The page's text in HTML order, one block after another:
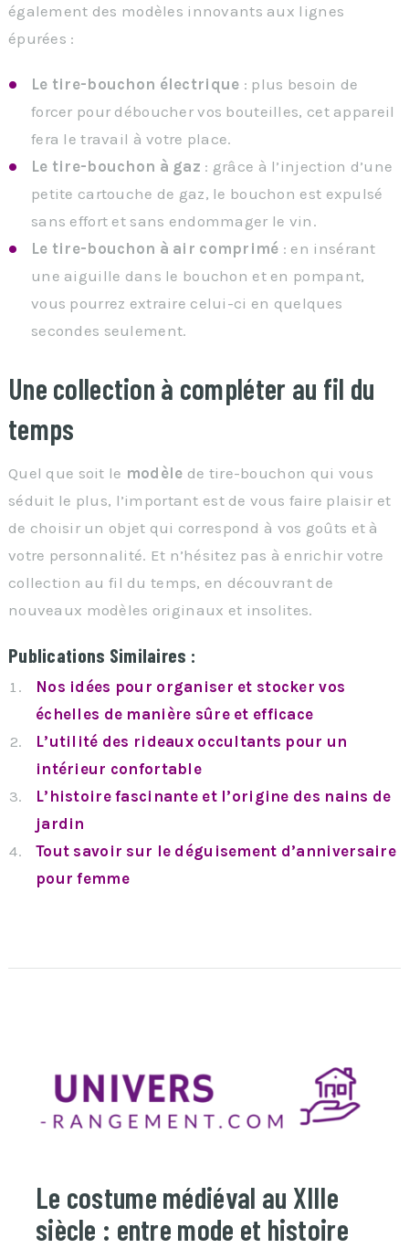
également des modèles innovants aux lignes
épurées :
Le tire-bouchon électrique : plus besoin de
forcer pour déboucher vos bouteilles, cet appareil
fera le travail à votre place.
Le tire-bouchon à gaz : grâce à l’injection d’une
petite cartouche de gaz, le bouchon est expulsé
sans effort et sans endommager le vin.
Le tire-bouchon à air comprimé : en insérant
une aiguille dans le bouchon et en pompant,
vous pourrez extraire celui-ci en quelques
secondes seulement.
Une collection à compléter au fil du
temps
Quel que soit le modèle de tire-bouchon qui vous
séduit le plus, l’important est de vous faire plaisir et
de choisir un objet qui correspond à vos goûts et à
votre personnalité. Et n’hésitez pas à enrichir votre
collection au fil du temps, en découvrant de
nouveaux modèles originaux et insolites.
Publications Similaires :
Nos idées pour organiser et stocker vos
échelles de manière sûre et efficace
L’utilité des rideaux occultants pour un
intérieur confortable
L’histoire fascinante et l’origine des nains de
jardin
Tout savoir sur le déguisement d’anniversaire
pour femme
Le costume médiéval au XIIIe
siècle : entre mode et histoire